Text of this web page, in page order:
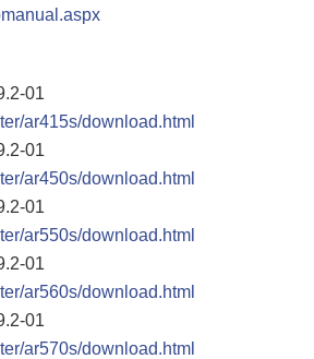
01
ar415s/download.html
01
ar450s/download.html
01
ar550s/download.html
01
ar560s/download.html
01
ar570s/download.html